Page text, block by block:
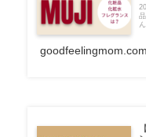
goodfeelingmom.com